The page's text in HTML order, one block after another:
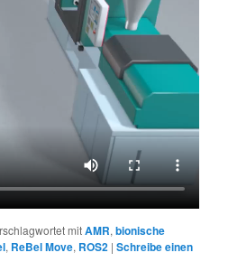
mitAMR,bionische
, ReBel Move, ROS2 |Schreibe einen